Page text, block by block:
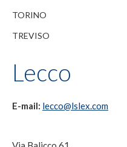
TORINO
TREVISO
Lecco
E-mail: lecco@lslex.com